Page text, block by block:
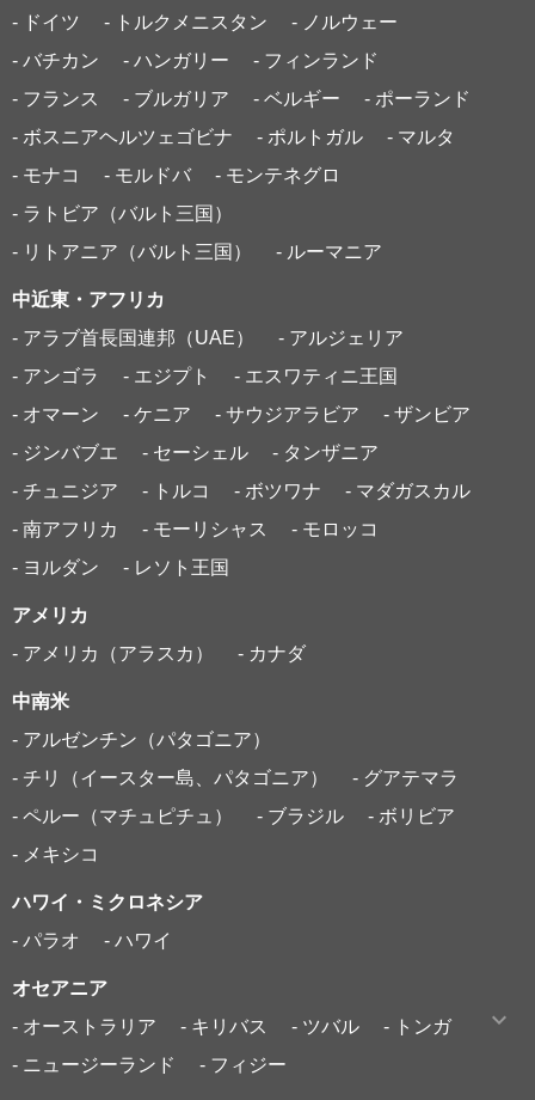
- ドイツ
- トルクメニスタン
- ノルウェー
- バチカン
- ハンガリー
- フィンランド
- フランス
- ブルガリア - ベルギー
- ポーランド
- ボスニアヘルツェゴビナ
- ポルトガル
- マルタ
- モナコ
- モルドバ
- モンテネグロ
- ラトビア（バルト三国）
- リトアニア（バルト三国）
- ルーマニア
中近東・アフリカ
- アラブ首長国連邦（UAE）
- アルジェリア
- アンゴラ
- エジプト
- エスワティニ王国
- オマーン
- ケニア - サウジアラビア
- ザンビア
- ジンバブエ
- セーシェル
- タンザニア
- チュニジア
- トルコ - ボツワナ
- マダガスカル
- 南アフリカ
- モーリシャス
- モロッコ
- ヨルダン
- レソト王国
アメリカ
- アメリカ（アラスカ）
- カナダ
中南米
- アルゼンチン（パタゴニア）
- チリ（イースター島、パタゴニア）
- グアテマラ
- ペルー（マチュピチュ）
- ブラジル
- ボリビア
- メキシコ
ハワイ・ミクロネシア
- パラオ
- ハワイ
オセアニア
- オーストラリア
- キリバス - ツバル
- トンガ
- ニュージーランド
- フィジー